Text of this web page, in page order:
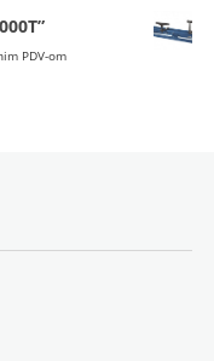
PDV-om